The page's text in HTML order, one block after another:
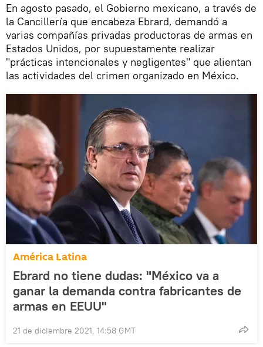
En agosto pasado, el Gobierno mexicano, a través de
la Cancillería que encabeza Ebrard, demandó a
varias compañías privadas productoras de armas en
Estados Unidos, por supuestamente realizar
"prácticas intencionales y negligentes" que alientan
las actividades del crimen organizado en México.
América Latina
Ebrard no tiene dudas: "México va a
ganar la demanda contra fabricantes de
armas en EEUU"
21 de diciembre 2021, 14:58 GMT